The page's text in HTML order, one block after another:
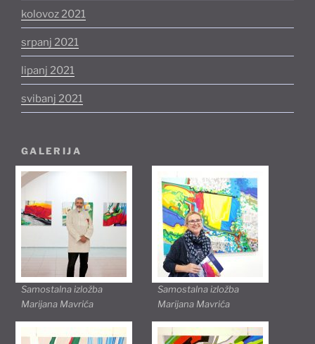
kolovoz 2021
srpanj 2021
lipanj 2021
svibanj 2021
GALERIJA
Samostalna izložba
Marijana Mavrića
Samostalna izložba
Marijana Mavrića